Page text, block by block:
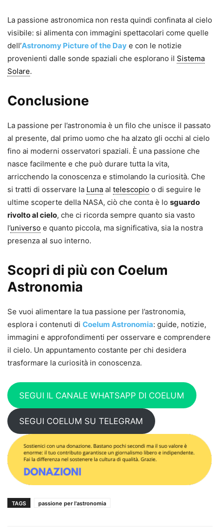
La passione astronomica non resta quindi confinata al cielo
visibile: si alimenta con immagini spettacolari come quelle
dell’Astronomy Picture of the Day e con le notizie
provenienti dalle sonde spaziali che esplorano il Sistema
Solare.
Conclusione
La passione per l’astronomia è un filo che unisce il passato
al presente, dal primo uomo che ha alzato gli occhi al cielo
fino ai moderni osservatori spaziali. È una passione che
nasce facilmente e che può durare tutta la vita,
arricchendo la conoscenza e stimolando la curiosità. Che
si tratti di osservare la Luna al telescopio o di seguire le
ultime scoperte della NASA, ciò che conta è lo sguardo
rivolto al cielo, che ci ricorda sempre quanto sia vasto
l’universo e quanto piccola, ma significativa, sia la nostra
presenza al suo interno.
Scopri di più con Coelum
Astronomia
Se vuoi alimentare la tua passione per l’astronomia,
esplora i contenuti di Coelum Astronomia: guide, notizie,
immagini e approfondimenti per osservare e comprendere
il cielo. Un appuntamento costante per chi desidera
trasformare la curiosità in conoscenza.
SEGUI IL CANALE WHATSAPP DI COELUM
SEGUI COELUM SU TELEGRAM
TAGS passione per l'astronomia